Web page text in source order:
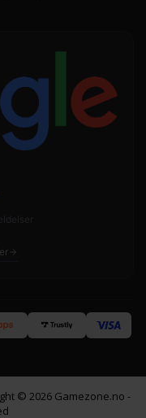
© 2026 Gamezone.no -